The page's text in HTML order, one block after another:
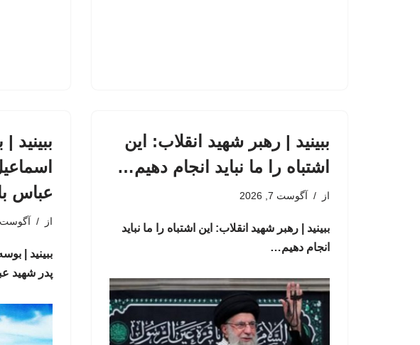
ببینید | رهبر شهید انقلاب: این
اشتباه را ما نباید انجام دهیم…
از آگوست 7, 2026
ببینید | رهبر شهید انقلاب: این اشتباه را ما نباید
انجام دهیم…
عباس
از آگوست 6, 2026
ببینید |
پدر شهید